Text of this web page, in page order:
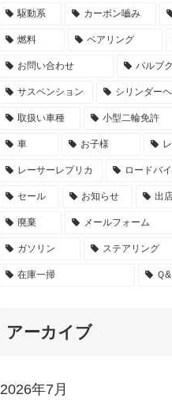
駆動系 カーボン嚙み
燃料 ベアリング
お問い合わせ バルブ
サスペンション シリンダー
取扱い車種 小型二輪免許
車 お子様
レーサーレプリカ ロードバ
セール お知らせ 出
廃棄 メールフォーム
ガソリン ステアリング
在庫一掃 Ｑ
アーカイブ
2026年7月